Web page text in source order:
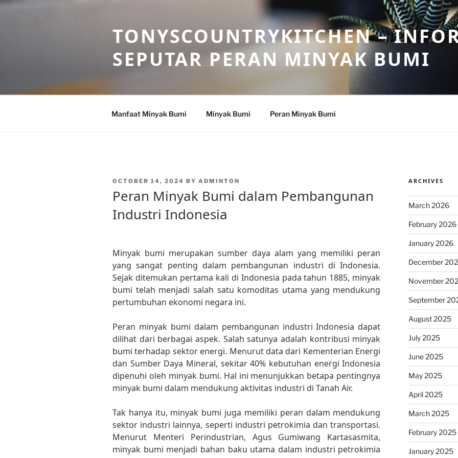
Skip
TONYSCOUNTRYKITCHEN –
SEPUTAR PERAN MINYAK BUMI
Manfaat Minyak Bumi Minyak Bumi Peran Minyak Bumi
POSTED
OCTOBER 14, 2024 BY ADMINTON
Peran Minyak Bumi dalam Pembangunan
Industri Indonesia
Minyak bumi merupakan sumber daya alam yang memiliki peran
yang sangat penting dalam pembangunan industri di Indonesia.
Sejak ditemukan pertama kali di Indonesia pada tahun 1885, minyak
bumi telah menjadi salah satu komoditas utama yang mendukung
pertumbuhan ekonomi negara ini.
Peran minyak bumi dalam pembangunan industri Indonesia dapat
dilihat dari berbagai aspek. Salah satunya adalah kontribusi minyak
bumi terhadap sektor energi. Menurut data dari Kementerian Energi
dan Sumber Daya Mineral, sekitar 40% kebutuhan energi Indonesia
dipenuhi oleh minyak bumi. Hal ini menunjukkan betapa pentingnya
minyak bumi dalam mendukung aktivitas industri di Tanah Air.
Tak hanya itu, minyak bumi juga memiliki peran dalam mendukung
sektor industri lainnya, seperti industri petrokimia dan transportasi.
Menurut Menteri Perindustrian, Agus Gumiwang Kartasasmita,
minyak bumi menjadi bahan baku utama dalam industri petrokimia
ARCHIVES
March 2026
February 2026
January 2026
December
November
September
August 2025
July 2025
June 2025
May 2025
April 2025
March 2025
February 2025
January 2025